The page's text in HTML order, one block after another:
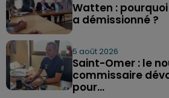
Watten :
a démissionné ?
5 août 2026
Saint-Omer : le
commissaire
pour...